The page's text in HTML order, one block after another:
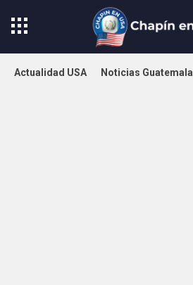
Actualidad USA Noticias Guatemala